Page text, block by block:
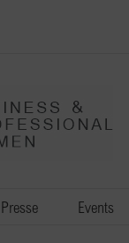
Presse Events